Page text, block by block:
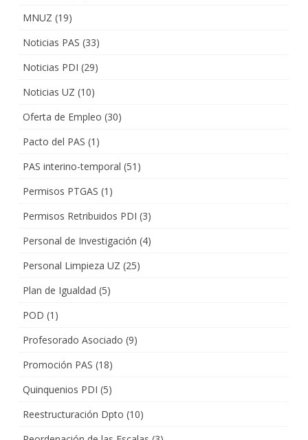
MNUZ (19)
Noticias PAS (33)
Noticias PDI (29)
Noticias UZ (10)
Oferta de Empleo (30)
Pacto del PAS (1)
PAS interino-temporal (51)
Permisos PTGAS (1)
Permisos Retribuidos PDI (3)
Personal de Investigación (4)
Personal Limpieza UZ (25)
Plan de Igualdad (5)
POD (1)
Profesorado Asociado (9)
Promoción PAS (18)
Quinquenios PDI (5)
Reestructuración Dpto (10)